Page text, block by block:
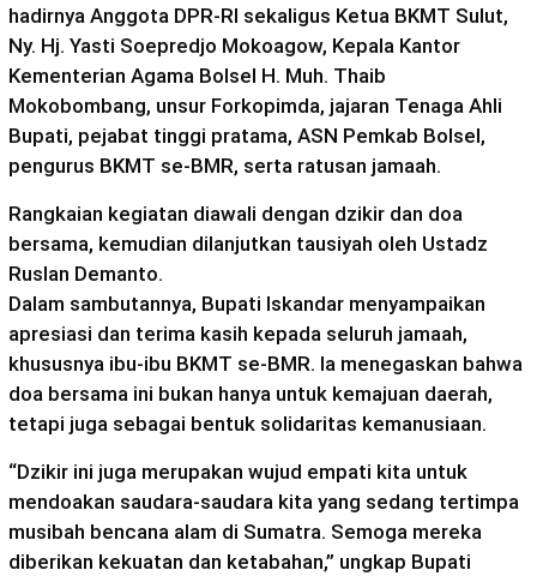
hadirnya Anggota DPR-RI sekaligus Ketua BKMT Sulut,
Ny. Hj. Yasti Soepredjo Mokoagow, Kepala Kantor
Kementerian Agama Bolsel H. Muh. Thaib
Mokobombang, unsur Forkopimda, jajaran Tenaga Ahli
Bupati, pejabat tinggi pratama, ASN Pemkab Bolsel,
pengurus BKMT se-BMR, serta ratusan jamaah.
Rangkaian kegiatan diawali dengan dzikir dan doa
bersama, kemudian dilanjutkan tausiyah oleh Ustadz
Ruslan Demanto.
Dalam sambutannya, Bupati Iskandar menyampaikan
apresiasi dan terima kasih kepada seluruh jamaah,
khususnya ibu-ibu BKMT se-BMR. Ia menegaskan bahwa
doa bersama ini bukan hanya untuk kemajuan daerah,
tetapi juga sebagai bentuk solidaritas kemanusiaan.
“Dzikir ini juga merupakan wujud empati kita untuk
mendoakan saudara-saudara kita yang sedang tertimpa
musibah bencana alam di Sumatra. Semoga mereka
diberikan kekuatan dan ketabahan,” ungkap Bupati